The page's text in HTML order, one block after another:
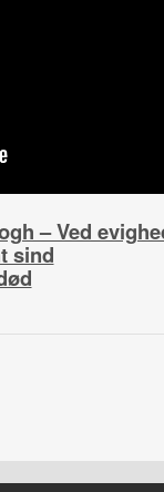
– Ved
sind